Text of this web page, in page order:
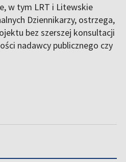
w tym LRT i Litewskie
Dziennikarzy, ostrzega,
bez szerszej konsultacji
nadawcy publicznego czy